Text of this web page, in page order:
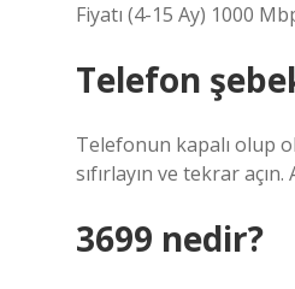
Fiyatı (4-15 Ay) 1000
Telefon
Telefonun kapalı olup
sıfırlayın ve tekrar
3699 nedir?